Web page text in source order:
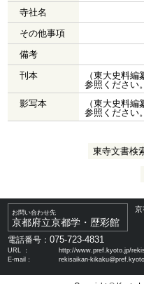
寺社名
その他事項
備考
刊本
（東大史料
参照ください
影写本
（東大史料
参照ください
東寺文書検
お問い合わせ先
京都府立京都学・歴彩館
京
電話番号：075-723-4831
URL ：
http://www.pref.kyoto.jp/
E-mail：
rekisaikan-